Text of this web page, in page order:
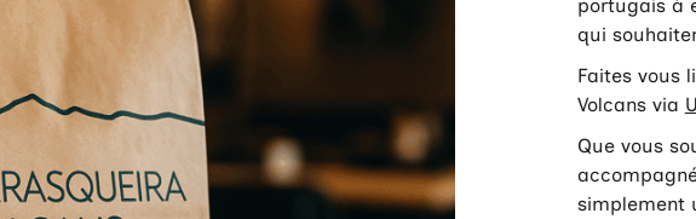
portugais à
qui
Faites vous
Volcans via
Que vous
simplement